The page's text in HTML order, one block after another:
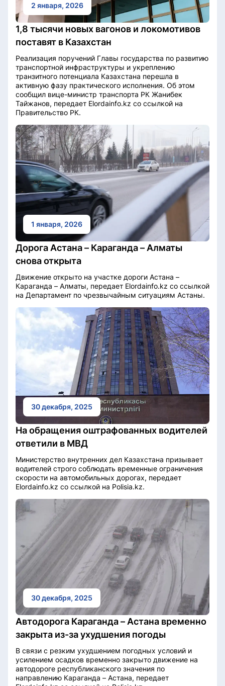
2 января, 2026
1,8 тысячи новых вагонов и локомотивов
поставят в Казахстан
Реализация поручений Главы государства по развитию
транспортной инфраструктуры и укреплению
транзитного потенциала Казахстана перешла в
активную фазу практического исполнения. Об этом
сообщил вице-министр транспорта РК Жанибек
Тайжанов, передает Elordainfo.kz со ссылкой на
Правительство РК.
1 января, 2026
Дорога Астана – Караганда – Алматы
снова открыта
Движение открыто на участке дороги Астана –
Караганда – Алматы, передает Elordainfo.kz со ссылкой
на Департамент по чрезвычайным ситуациям Астаны.
30 декабря, 2025
На обращения оштрафованных водителей
ответили в МВД
Министерство внутренних дел Казахстана призывает
водителей строго соблюдать временные ограничения
скорости на автомобильных дорогах, передает
Elordainfo.kz со ссылкой на Polisia.kz.
30 декабря, 2025
Автодорога Караганда – Астана временно
закрыта из-за ухудшения погоды
В связи с резким ухудшением погодных условий и
усилением осадков временно закрыто движение на
автодороге республиканского значения по
направлению Караганда – Астана, передает